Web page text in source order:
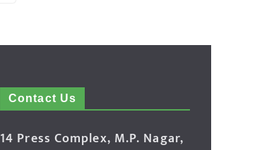
Contact Us
14 Press Complex, M.P. Nagar,